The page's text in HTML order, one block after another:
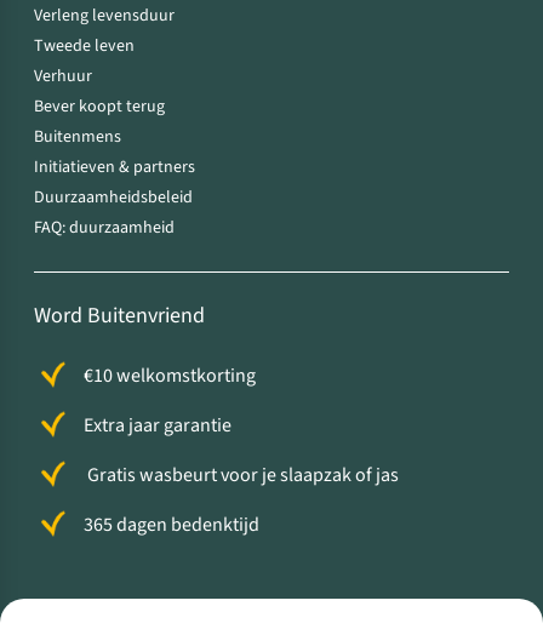
Verleng levensduur
Tweede leven
Verhuur
Bever koopt terug
Buitenmens
Initiatieven & partners
Duurzaamheidsbeleid
FAQ: duurzaamheid
Word Buitenvriend
€10 welkomstkorting
Extra jaar garantie
Gratis wasbeurt voor je slaapzak of jas
365 dagen bedenktijd